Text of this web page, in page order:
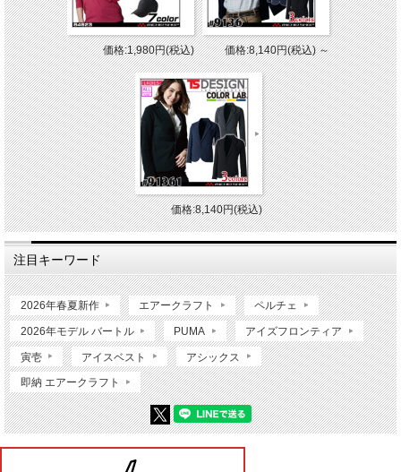
価格:1,980円(税込) 価格:8,140円(税込)～
価格:8,140円(税込)
注目キーワード
2026年春夏新作 エアークラフト ペルチェ
2026年モデル バートル PUMA アイズフロンティア
寅壱 アイスベスト アシックス
即納 エアークラフト